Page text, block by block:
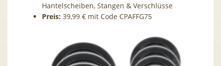
Hantelscheiben, Stangen & Verschlüsse
Preis: 39,99 € mit Code CPAFFG75